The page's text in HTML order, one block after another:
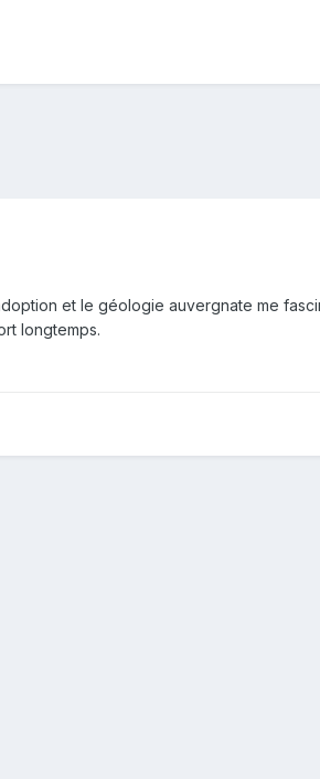
et le géologie auvergnate me
longtemps.